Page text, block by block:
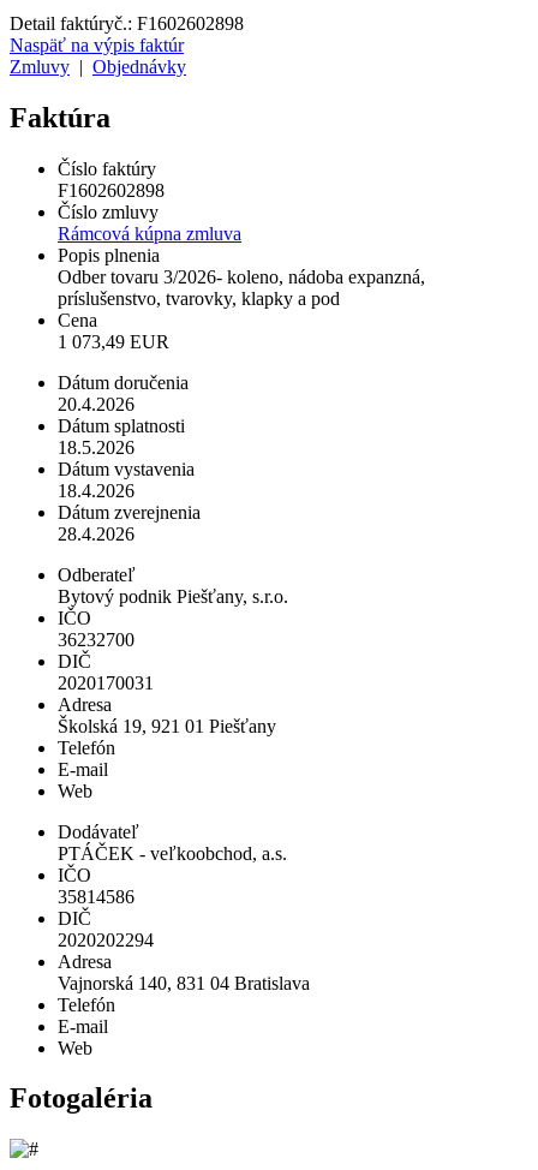
Detail faktúryč.: F1602602898
Naspäť na výpis faktúr
Zmluvy | Objednávky
Faktúra
Číslo faktúry
F1602602898
Číslo zmluvy
Rámcová kúpna zmluva
Popis plnenia
Odber tovaru 3/2026- koleno, nádoba expanzná,
príslušenstvo, tvarovky, klapky a pod
Cena
1 073,49 EUR
Dátum doručenia
20.4.2026
Dátum splatnosti
18.5.2026
Dátum vystavenia
18.4.2026
Dátum zverejnenia
28.4.2026
Odberateľ
Bytový podnik Piešťany, s.r.o.
IČO
36232700
DIČ
2020170031
Adresa
Školská 19, 921 01 Piešťany
Telefón
E-mail
Web
Dodávateľ
PTÁČEK - veľkoobchod, a.s.
IČO
35814586
DIČ
2020202294
Adresa
Vajnorská 140, 831 04 Bratislava
Telefón
E-mail
Web
Fotogaléria